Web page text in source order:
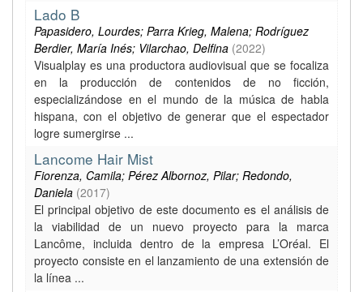
Lado B
Papasidero, Lourdes; Parra Krieg, Malena; Rodríguez
Berdier, María Inés; Vilarchao, Delfina (2022)
Visualplay es una productora audiovisual que se focaliza
en la producción de contenidos de no ficción,
especializándose en el mundo de la música de habla
hispana, con el objetivo de generar que el espectador
logre sumergirse ...
Lancome Hair Mist
Fiorenza, Camila; Pérez Albornoz, Pilar; Redondo,
Daniela (2017)
El principal objetivo de este documento es el análisis de
la viabilidad de un nuevo proyecto para la marca
Lancôme, incluida dentro de la empresa L’Oréal. El
proyecto consiste en el lanzamiento de una extensión de
la línea ...